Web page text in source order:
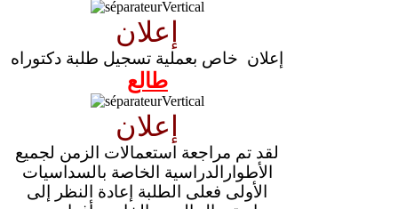
إعلان
إعلان خاص بعملية تسجيل طلبة دكتوراه
طالع
إعلان
لقد تم مراجعة استعمالات الزمن لجميع
الأطوارالدراسية الخاصة بالسداسيات
الأولى فعلى الطلبة إعادة النظر إلى